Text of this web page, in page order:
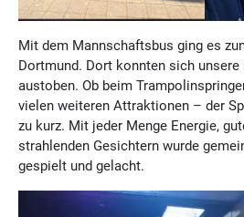
Mit dem Mannschaftsbus ging es
Dortmund. Dort konnten sich
austoben. Ob beim
vielen weiteren Attraktionen – der
zu kurz. Mit jeder Menge Energie,
strahlenden Gesichtern wurde
gespielt und gelacht.